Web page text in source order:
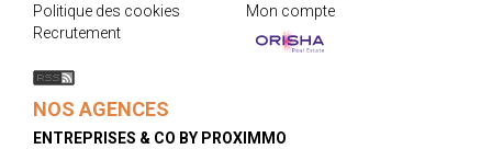
Politique des cookies
Mon compte
Recrutement
NOS AGENCES
ENTREPRISES & CO BY PROXIMMO